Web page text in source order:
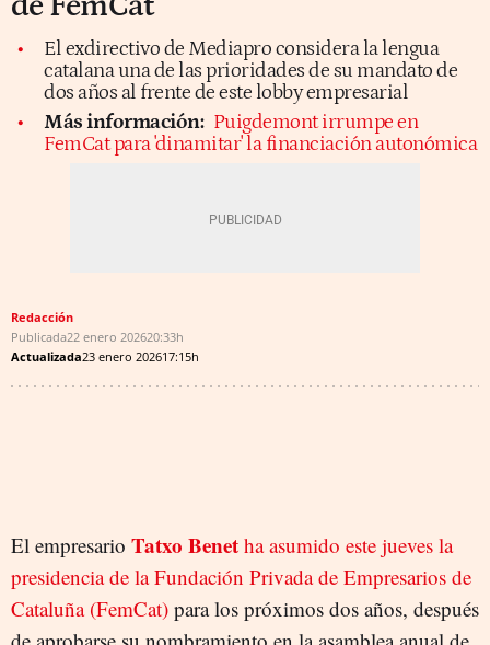
El exdirectivo de Mediapro considera la lengua
catalana una de las prioridades de su mandato de
dos años al frente de este lobby empresarial
Más información: Puigdemont irrumpe en
FemCat para 'dinamitar' la financiación autonómica
Redacción
Publicada22 enero 202620:33h
Actualizada23 enero 202617:15h
El empresario Tatxo Benet ha asumido este jueves la
presidencia de la Fundación Privada de Empresarios de
Cataluña (FemCat) para los próximos dos años, después